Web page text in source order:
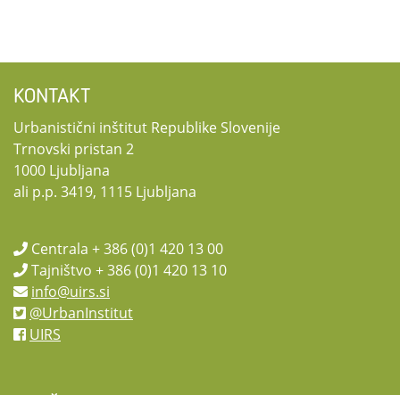
KONTAKT
Urbanistični inštitut Republike Slovenije
Trnovski pristan 2
1000 Ljubljana
ali p.p. 3419, 1115 Ljubljana
Centrala + 386 (0)1 420 13 00
Tajništvo + 386 (0)1 420 13 10
info@uirs.si
@UrbanInstitut
UIRS